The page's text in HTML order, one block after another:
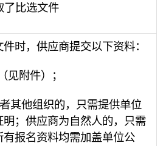
了比选文件
时，供应商提交以下资料：
见附件）；
其他组织的，只需提供单位
；供应商为自然人的，只需
报名资料均需加盖单位公